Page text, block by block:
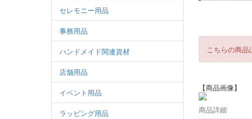
セレモニー用品
事務用品
ハンドメイド関連資材
店舗用品
イベント用品
ラッピング用品
こちらの商品
【商品画像】
商品詳細